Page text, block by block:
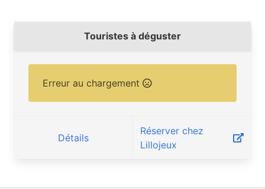
Touristes à déguster
Erreur au chargement
Détails
Réserver chez
Lillojeux